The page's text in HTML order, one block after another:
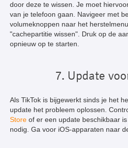
door deze te wissen. Je moet
van je telefoon gaan. Navigeer met
volumeknoppen naar het
"cachepartitie wissen". Druk op de
opnieuw op te starten.
7. Update
Als TikTok is bijgewerkt sinds je het
update het probleem oplossen.
Store of er een update beschikbaar
nodig. Ga voor iOS-apparaten naar